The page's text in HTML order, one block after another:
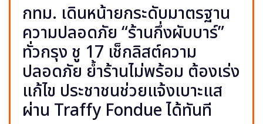
กทม. เดินหน้ายกระดับมาตรฐาน
ความปลอดภัย “ร้านกึ่งผับบาร์”
ทั่วกรุง ชู 17 เช็กลิสต์ความ
ปลอดภัย ย้ำร้านไม่พร้อม ต้องเร่ง
แก้ไข ประชาชนช่วยแจ้งเบาะแส
ผ่าน Traffy Fondue ได้ทันที